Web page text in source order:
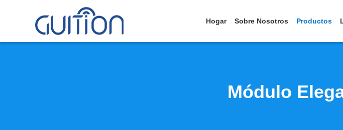
Hogar Sobre Nosotros Productos
Módulo